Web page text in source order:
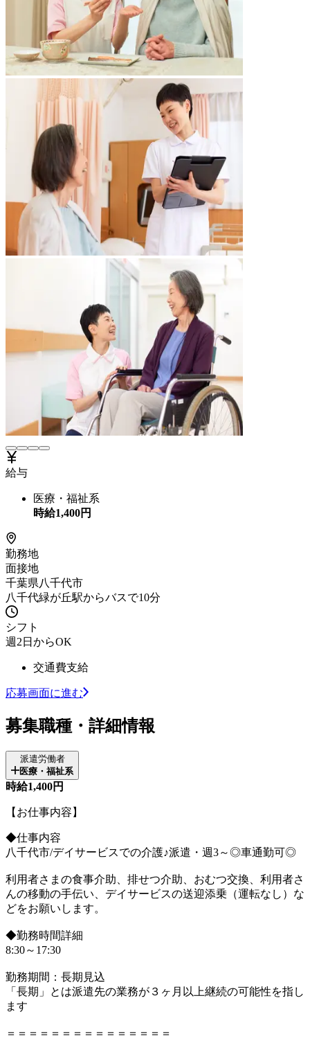
給与
医療・福祉系
時給1,400円
勤務地
面接地
千葉県八千代市
八千代緑が丘駅からバスで10分
シフト
週2日からOK
交通費支給
応募画面に進む
募集職種・詳細情報
派遣労働者
医療・福祉系
時給1,400円
【お仕事内容】
◆仕事内容
八千代市/デイサービスでの介護♪派遣・週3～◎車通勤可◎
利用者さまの食事介助、排せつ介助、おむつ交換、利用者さ
んの移動の手伝い、デイサービスの送迎添乗（運転なし）な
どをお願いします。
◆勤務時間詳細
8:30～17:30
勤務期間：長期見込
「長期」とは派遣先の業務が３ヶ月以上継続の可能性を指し
ます
＝＝＝＝＝＝＝＝＝＝＝＝＝＝＝